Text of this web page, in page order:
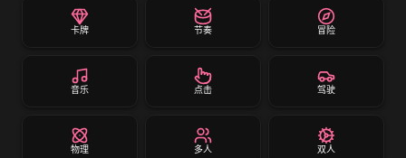
卡牌 节奏 冒险
音乐 点击 驾驶
物理 多人 双人